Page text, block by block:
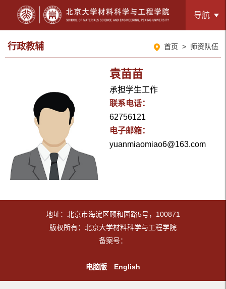
导航
行政教辅 首页 > 师资队伍
袁苗苗
承担学生工作
联系电话：
62756121
电子邮箱：
yuanmiaomiao6@163.com
地址：北京市海淀区颐和园路5号，100871
版权所有：北京大学材料科学与工程学院
备案号：
电脑版 English